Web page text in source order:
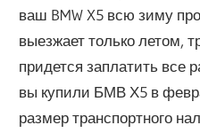
ваш BMW X5 всю зиму
выезжает только летом,
придется заплатить все
вы купили БМВ Х5 в
размер транспортного